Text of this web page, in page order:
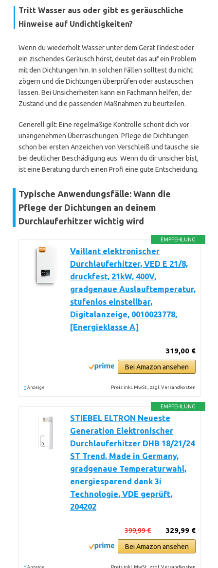
Tritt Wasser aus oder gibt es geräuschliche
Hinweise auf Undichtigkeiten?
Wenn du wiederholt Wasser unter dem Gerät findest oder
ein zischendes Geräusch hörst, deutet das auf ein Problem
mit den Dichtungen hin. In solchen Fällen solltest du nicht
zögern und die Dichtungen überprüfen oder austauschen
lassen. Bei Unsicherheiten kann ein Fachmann helfen, der
Zustand und die passenden Maßnahmen zu beurteilen.
Generell gilt: Eine regelmäßige Kontrolle schont dich vor
unangenehmen Überraschungen. Pflege die Dichtungen
schon bei ersten Anzeichen von Verschleiß und tausche sie
bei deutlicher Beschädigung aus. Wenn du dir unsicher bist,
ist eine Beratung durch einen Profi eine gute Entscheidung.
Typische Anwendungsfälle: Wann die
Pflege der Dichtungen an deinem
Durchlauferhitzer wichtig wird
EMPFEHLUNG
Vaillant elektronischer
Durchlauferhitzer, VED E 21/8,
druckfest, 21kW, 400V,
gradgenaue Auslauftemperatur,
stufenlos einstellbar,
Digitalanzeige, 0010023778,
[Energieklasse A]
319,00 €
Bei Amazon ansehen
* Anzeige Preis inkl. MwSt., zzgl. Versandkosten
EMPFEHLUNG
STIEBEL ELTRON Neueste
Generation Elektronischer
Durchlauferhitzer DHB 18/21/24
ST Trend, Made in Germany,
gradgenaue Temperaturwahl,
energiesparend dank 3i
Technologie, VDE geprüft,
204202
329,99 €
399,99 €
Bei Amazon ansehen
* Anzeige Preis inkl. MwSt., zzgl. Versandkosten